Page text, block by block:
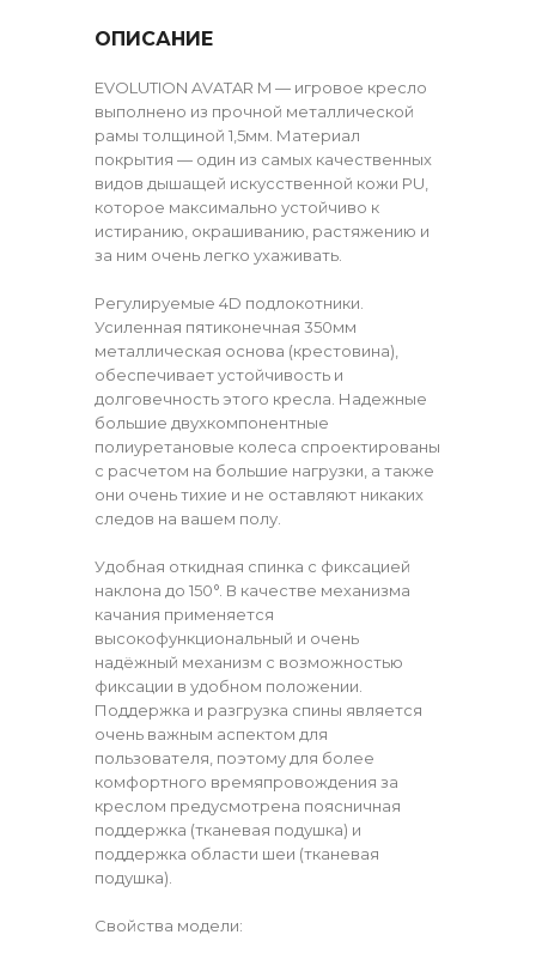
ОПИСАНИЕ
EVOLUTION AVATAR M — игровое кресло
выполнено из прочной металлической
рамы толщиной 1,5мм. Материал
покрытия — один из самых качественных
видов дышащей искусственной кожи PU,
которое максимально устойчиво к
истиранию, окрашиванию, растяжению и
за ним очень легко ухаживать.
Регулируемые 4D подлокотники.
Усиленная пятиконечная 350мм
металлическая основа (крестовина),
обеспечивает устойчивость и
долговечность этого кресла. Надежные
большие двухкомпонентные
полиуретановые колеса спроектированы
с расчетом на большие нагрузки, а также
они очень тихие и не оставляют никаких
следов на вашем полу.
Удобная откидная спинка с фиксацией
наклона до 150°. В качестве механизма
качания применяется
высокофункциональный и очень
надёжный механизм с возможностью
фиксации в удобном положении.
Поддержка и разгрузка спины является
очень важным аспектом для
пользователя, поэтому для более
комфортного времяпровождения за
креслом предусмотрена поясничная
поддержка (тканевая подушка) и
поддержка области шеи (тканевая
подушка).
Свойства модели: